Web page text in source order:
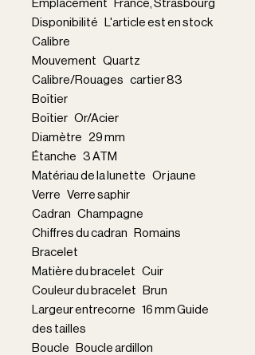
Emplacement France, Strasbourg
Disponibilité L'article est en stock
Calibre
Mouvement Quartz
Calibre/Rouages cartier 83
Boîtier
Boîtier Or/Acier
Diamètre 29 mm
Étanche 3 ATM
Matériau de la lunette Or jaune
Verre Verre saphir
Cadran Champagne
Chiffres du cadran Romains
Bracelet
Matière du bracelet Cuir
Couleur du bracelet Brun
Largeur entrecorne 16 mm Guide
des tailles
Boucle Boucle ardillon